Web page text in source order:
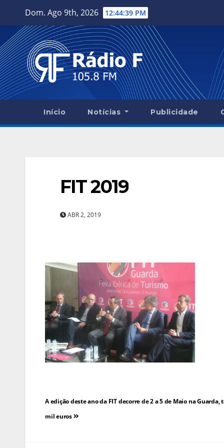
content
Dom. Ago 9th, 2026 12:44:40 PM
Início Notícias Publicidade
FIT 2019
ABR 2, 2019
Navegação
de
A edição deste ano da FIT decorre de 2 a 5 de Maio na
mil euros